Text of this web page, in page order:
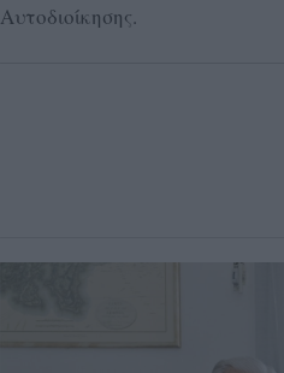
Αυτοδιοίκησης.